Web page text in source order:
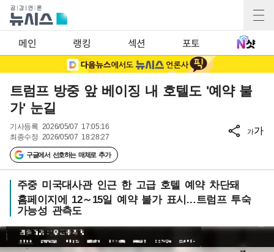
메인 랭킹 섹션 포토
트럼프 방중 앞 베이징 내 호텔도 '예약 불
가' 눈길
기사등록 2026/05/07 17:05:16
최종수정 2026/05/07 18:28:27
구글에서 선호하는 매체로 추가
가가
주중 미국대사관 인근 한 고급 호텔 예약 차단돼
홈페이지에 12～15일 예약 불가 표시…트럼프 투숙
가능성 관측도